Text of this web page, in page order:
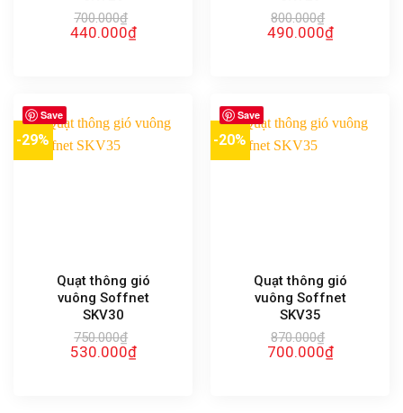
700.000₫
Giá
440.000₫Giá
hiện
800.000₫
Giá
490.000₫Giá
hiện
Save
-29%
Quạt thông gió
vuông Soffnet
SKV30
750.000₫
Giá
530.000₫Giá
hiện
Save
-20%
Quạt thông gió
vuông Soffnet
SKV35
870.000₫
Giá
700.000₫Giá
hiện